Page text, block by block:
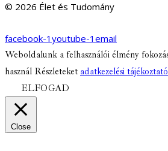
© 2026 Élet és Tudomány
facebook-1 youtube-1 email
Weboldalunk a felhasználói élmény
használ Részleteket adatkezelési tájékoztató
ELFOGAD
Close